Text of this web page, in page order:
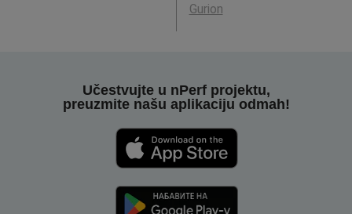
Gurion
Učestvujte u nPerf projektu,
preuzmite našu aplikaciju odmah!